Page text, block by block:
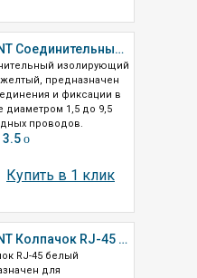
REXANT Соединительный изолирующий зажим желтый СИЗ-4(07-5219)
изолирующий
предназначен
и фиксации в
диаметром 1,5 до 9,5
проводов.
3.5 o
Купить в 1 клик
REXANT Колпачок RJ-45 белый (05-1201)
RJ-45 белый
для